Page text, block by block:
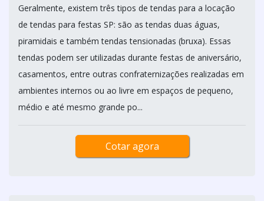
Geralmente, existem três tipos de tendas para a locação
de tendas para festas SP: são as tendas duas águas,
piramidais e também tendas tensionadas (bruxa). Essas
tendas podem ser utilizadas durante festas de aniversário,
casamentos, entre outras confraternizações realizadas em
ambientes internos ou ao livre em espaços de pequeno,
médio e até mesmo grande po...
Cotar agora